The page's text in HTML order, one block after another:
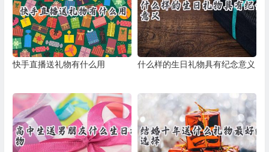
快手直播送礼物有什么用 什么样的生日礼物具有纪念意义